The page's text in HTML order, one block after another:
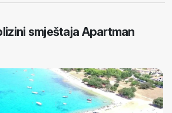
smještaja Apartman